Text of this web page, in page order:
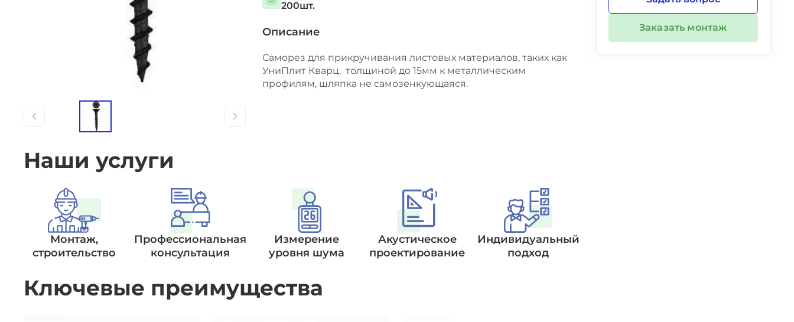
200шт.
Описание
Саморез для прикручивания листовых материалов, таких как
УниПлит Кварц, толщиной до 15мм к металлическим
профилям, шляпка не самозенкующаяся.
Наши услуги
Монтаж,
строительство
Профессиональная
консультация
Измерение
уровня шума
Акустическое
проектирование
Индивидуальный
подход
Ключевые преимущества
Заказать монтаж